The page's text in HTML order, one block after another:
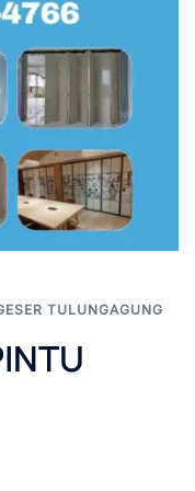
TULUNGAGUNG